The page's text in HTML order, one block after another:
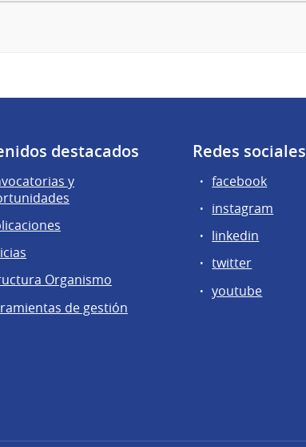
destacados
y
Organismo
de gestión
Redes sociales
facebook
instagram
linkedin
twitter
youtube